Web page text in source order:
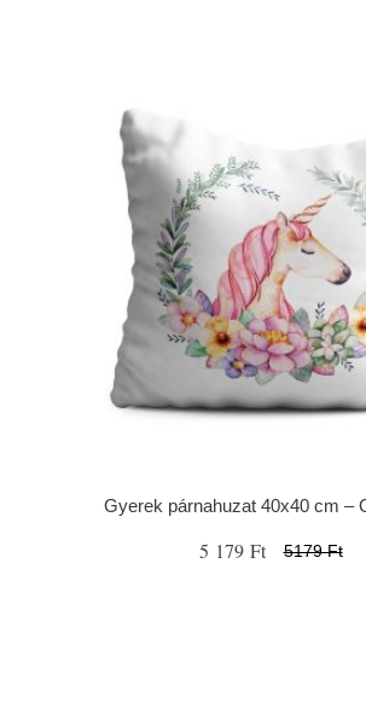
Gyerek párnahuzat 40x40 cm –
5 179 Ft 5179 Ft